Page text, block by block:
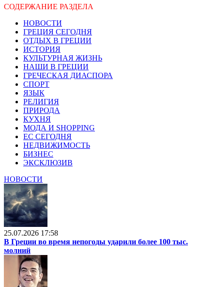
СОДЕРЖАНИЕ РАЗДЕЛА
НОВОСТИ
ГРЕЦИЯ СЕГОДНЯ
ОТДЫХ В ГРЕЦИИ
ИСТОРИЯ
КУЛЬТУРНАЯ ЖИЗНЬ
НАШИ В ГРЕЦИИ
ГРЕЧЕСКАЯ ДИАСПОРА
СПОРТ
ЯЗЫК
РЕЛИГИЯ
ПРИРОДА
КУХНЯ
МОДА И SHOPPING
ЕС СЕГОДНЯ
НЕДВИЖИМОСТЬ
БИЗНЕС
ЭКСКЛЮЗИВ
НОВОСТИ
25.07.2026 17:58
В Греции во время непогоды ударили более 100 тыс.
молний